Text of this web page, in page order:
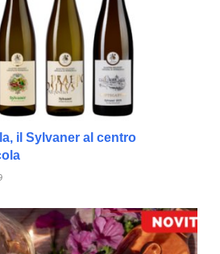
il Sylvaner al centro